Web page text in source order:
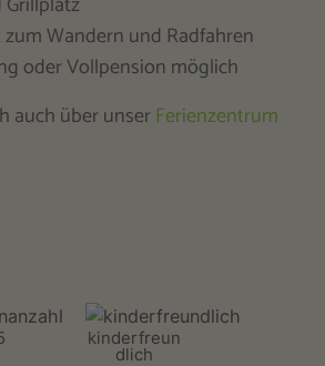
Wandern und Radfahren
oder Vollpension möglich
auch über unser Ferienzentrum
kinderfreun
dlich